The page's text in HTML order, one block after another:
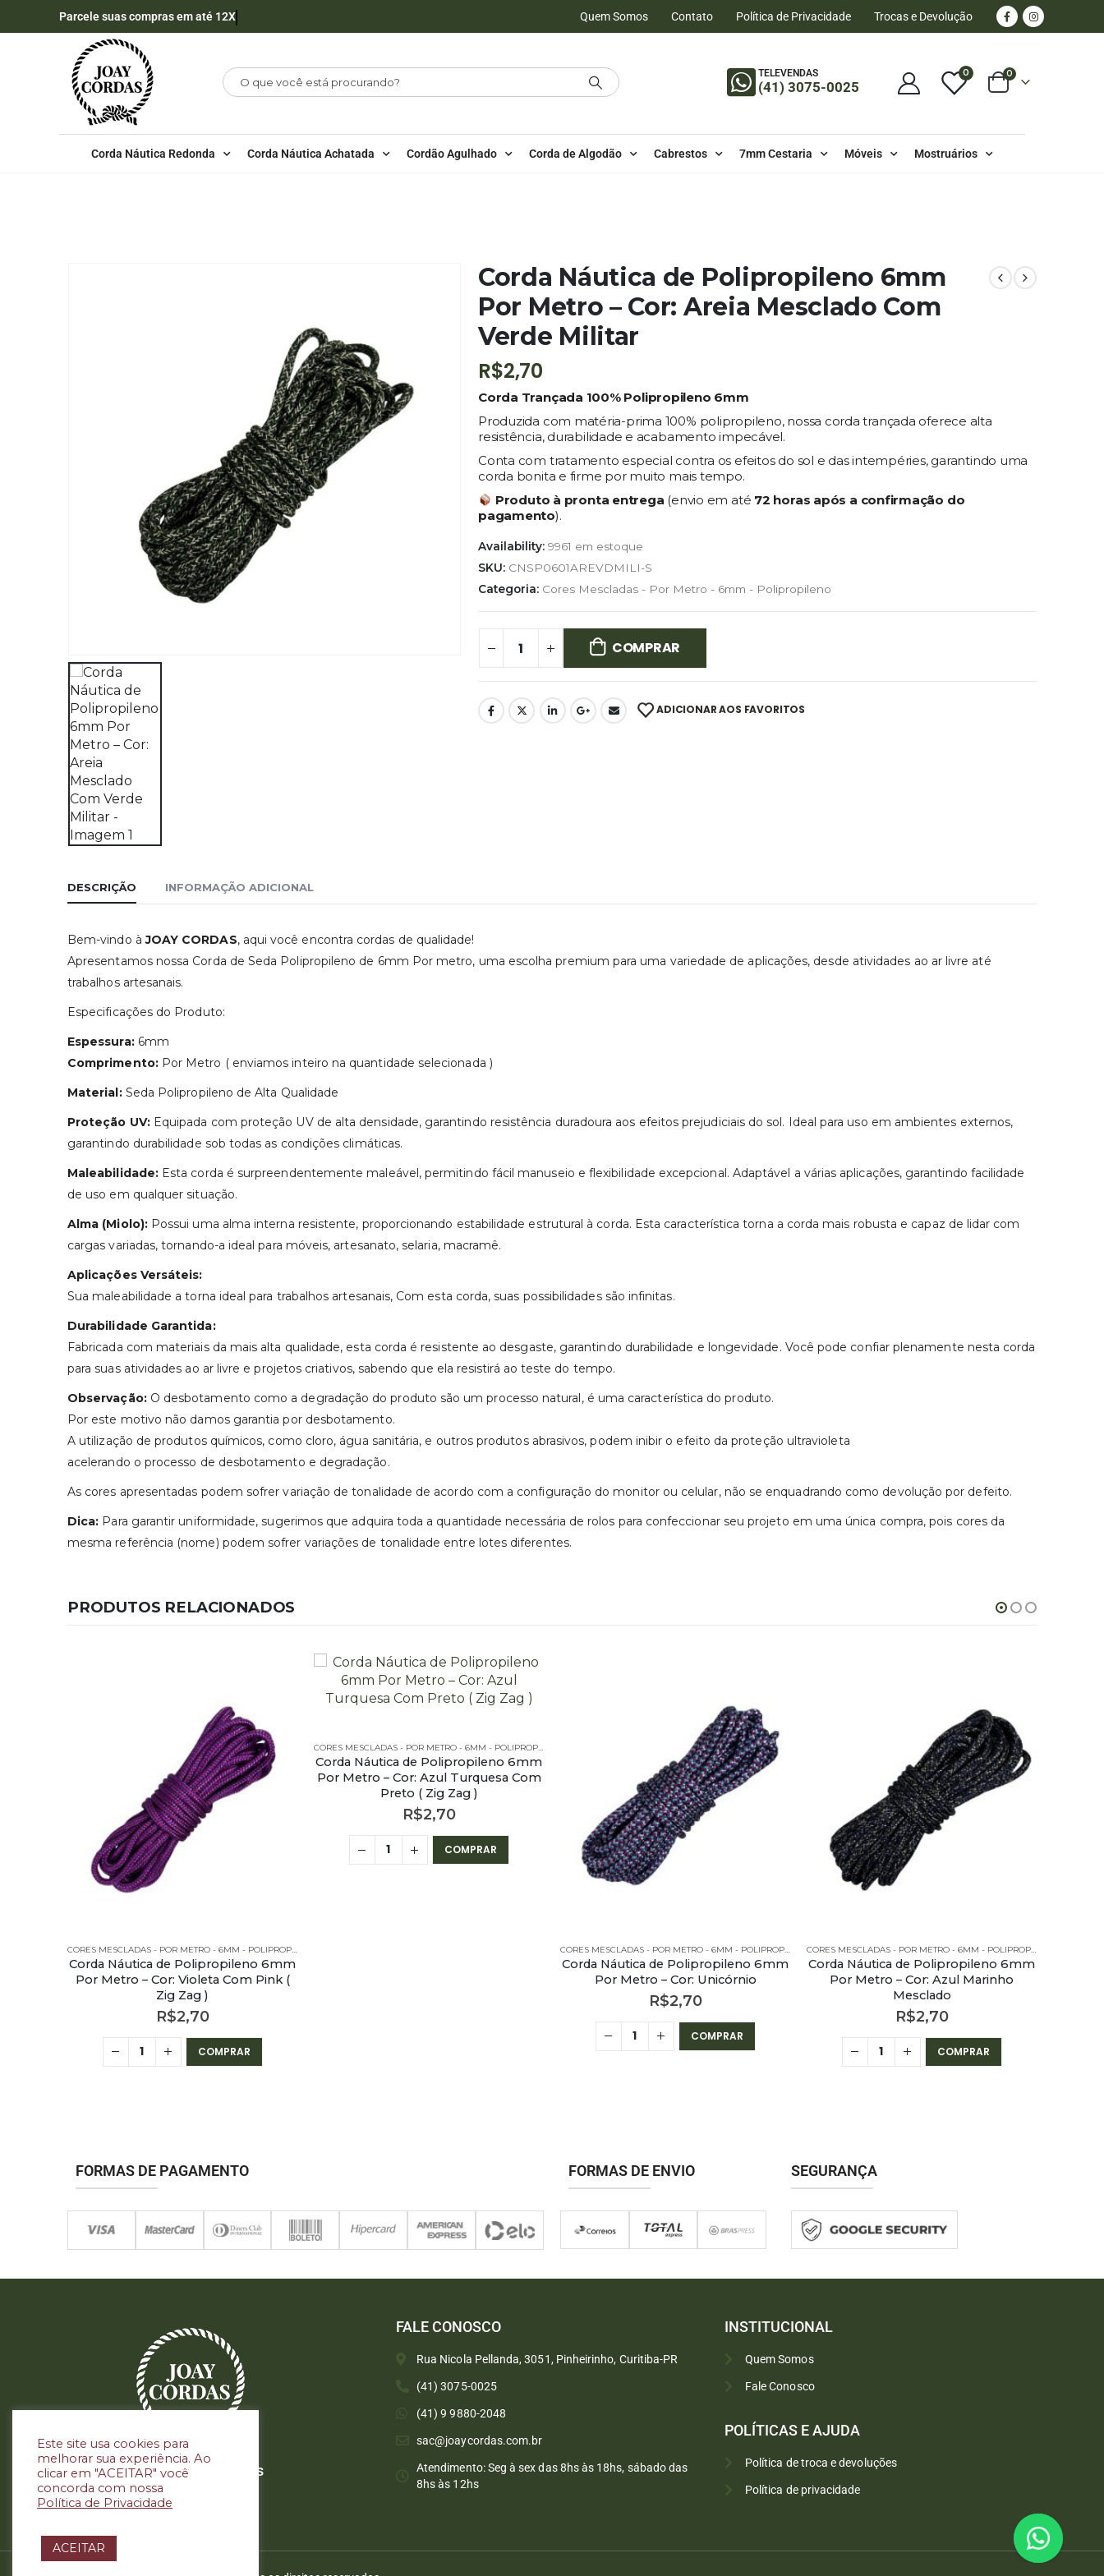
Parcele suas compras em até 12X Quem Somos Contato Política de Privacidade Trocas e Devolução
TELEVENDAS
(41) 3075-0025
0 0
Corda Náutica Redonda Corda Náutica Achatada Cordão Agulhado Corda de Algodão Cabrestos 7mm Cestaria Móveis Mostruários
Corda Náutica de Polipropileno 6mm
Por Metro – Cor: Areia Mesclado Com
Verde Militar
R$2,70
Corda Trançada 100% Polipropileno 6mm
Produzida com matéria-prima 100% polipropileno, nossa corda trançada oferece alta
resistência, durabilidade e acabamento impecável.
Conta com tratamento especial contra os efeitos do sol e das intempéries, garantindo uma
corda bonita e firme por muito mais tempo.
Produto à pronta entrega (envio em até 72 horas após a confirmação do
pagamento).
Availability: 9961 em estoque
SKU: CNSP0601AREVDMILI-S
Categoria: Cores Mescladas - Por Metro - 6mm - Polipropileno
COMPRAR
ADICIONAR AOS FAVORITOS
DESCRIÇÃO INFORMAÇÃO ADICIONAL
Bem-vindo àJOAY CORDAS, aqui você encontra cordas de qualidade!
Apresentamos nossa Corda de Seda Polipropileno de 6mm Por metro, uma escolha premium para uma variedade de aplicações, desde atividades ao ar livre até
trabalhos artesanais.
Especificações do Produto:
Espessura:6mm
Comprimento:Por Metro ( enviamos inteiro na quantidade selecionada )
Material:Seda Polipropileno de Alta Qualidade
Proteção UV:Equipada com proteção UV de alta densidade, garantindo resistência duradoura aos efeitos prejudiciais do sol. Ideal para uso em ambientes externos,
garantindo durabilidade sob todas as condições climáticas.
Maleabilidade:Esta corda é surpreendentemente maleável, permitindo fácil manuseio e flexibilidade excepcional. Adaptável a várias aplicações, garantindo facilidade
de uso em qualquer situação.
Alma (Miolo):Possui uma alma interna resistente, proporcionando estabilidade estrutural à corda. Esta característica torna a corda mais robusta e capaz de lidar com
cargas variadas, tornando-a ideal para móveis, artesanato, selaria, macramê.
Aplicações Versáteis:
Sua maleabilidade a torna ideal para trabalhos artesanais, Com esta corda, suas possibilidades são infinitas.
Durabilidade Garantida:
Fabricada com materiais da mais alta qualidade, esta corda é resistente ao desgaste, garantindo durabilidade e longevidade. Você pode confiar plenamente nesta corda
para suas atividades ao ar livre e projetos criativos, sabendo que ela resistirá ao teste do tempo.
Observação:O desbotamento como a degradação do produto são um processo natural, é uma característica do produto.
Por este motivo não damos garantia por desbotamento.
A utilização de produtos químicos, como cloro, água sanitária, e outros produtos abrasivos, podem inibir o efeito da proteção ultravioleta
acelerando o processo de desbotamento e degradação.
As cores apresentadas podem sofrer variação de tonalidade de acordo com a configuração do monitor ou celular, não se enquadrando como devolução por defeito.
Dica: Para garantir uniformidade, sugerimos que adquira toda a quantidade necessária de rolos para confeccionar seu projeto em uma única compra, pois cores da
mesma referência (nome) podem sofrer variações de tonalidade entre lotes diferentes.
PRODUTOS RELACIONADOS
Corda Náutica de Polipropileno 6mm
Por Metro – Cor: Violeta Com Pink (
Zig Zag )
R$2,70
COMPRAR
CORES MESCLADAS - POR METRO - 6MM - POLIPROPILENO
Corda Náutica de Polipropileno 6mm
Por Metro – Cor: Azul Turquesa Com
Preto ( Zig Zag )
R$2,70
COMPRAR
Corda Náutica de Polipropileno 6mm
Por Metro – Cor: Unicórnio
R$2,70
COMPRAR
Corda Náutica de Polipropileno 6mm
Por Metro – Cor: Azul Marinho
Mesclado
R$2,70
COMPRAR
FORMAS DE PAGAMENTO FORMAS DE ENVIO SEGURANÇA
Siga nas redes sociais
FALE CONOSCO
Rua Nicola Pellanda, 3051, Pinheirinho, Curitiba-PR
(41) 3075-0025
(41) 9 9880-2048
sac@joaycordas.com.br
Atendimento: Seg à sex das 8hs às 18hs, sábado das
8hs às 12hs
INSTITUCIONAL
Quem Somos
Fale Conosco
POLÍTICAS E AJUDA
Política de troca e devoluções
Política de privacidade
Este site usa cookies para
melhorar sua experiência. Ao
clicar em "ACEITAR" você
concorda com nossa
Política de Privacidade
ACEITAR